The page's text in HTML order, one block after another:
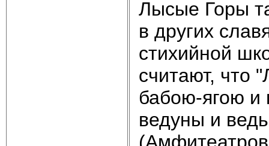
Лысые Горы
в других
стихийной
считают, что
бабою-ягою и
ведуны и